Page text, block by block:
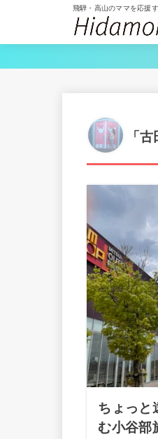
飛騨・高山のママを応援
「
ちょっと
む小谷部